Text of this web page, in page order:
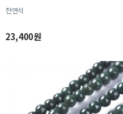
천연석
23,400원